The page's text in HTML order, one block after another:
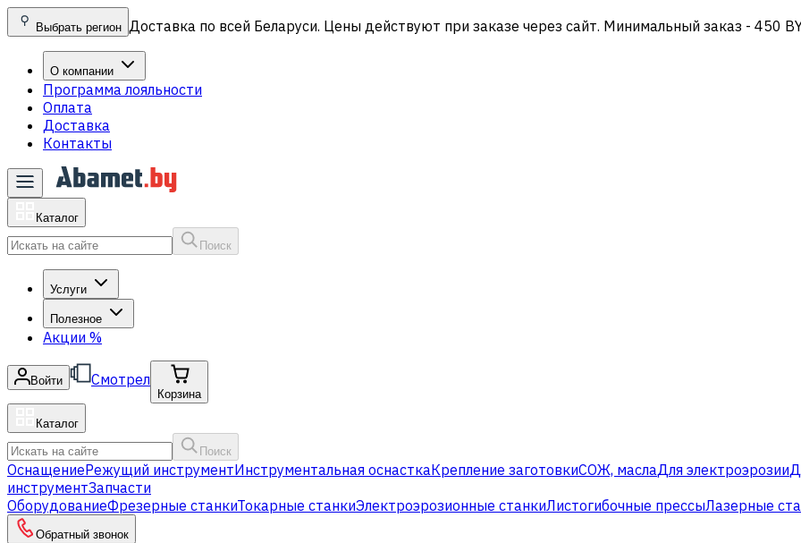
Выбрать регион Доставка по всей Беларуси. Цены действуют при заказе через сайт. Минимальный заказ - 450
О компании
Программа лояльности
Оплата
Доставка
Контакты
Каталог
Поиск
Услуги
Полезное
Акции %
Войти Смотрел
Корзина
Каталог
Поиск
ОснащениеРежущий инструментИнструментальная оснасткаКрепление заготовкиСОЖ, маслаДля электроэрозии
инструментЗапчасти
ОборудованиеФрезерные станкиТокарные станкиЭлектроэрозионные станкиЛистогибочные прессыЛазерные
Обратный звонок